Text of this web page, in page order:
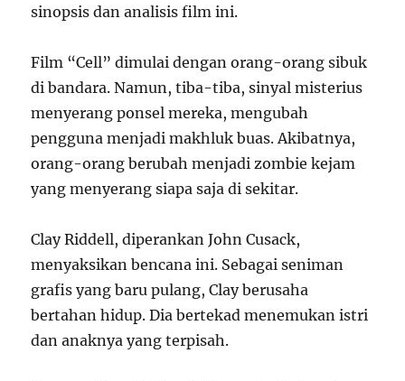
sinopsis dan analisis film ini.
Film “Cell” dimulai dengan orang-orang sibuk
di bandara. Namun, tiba-tiba, sinyal misterius
menyerang ponsel mereka, mengubah
pengguna menjadi makhluk buas. Akibatnya,
orang-orang berubah menjadi zombie kejam
yang menyerang siapa saja di sekitar.
Clay Riddell, diperankan John Cusack,
menyaksikan bencana ini. Sebagai seniman
grafis yang baru pulang, Clay berusaha
bertahan hidup. Dia bertekad menemukan istri
dan anaknya yang terpisah.